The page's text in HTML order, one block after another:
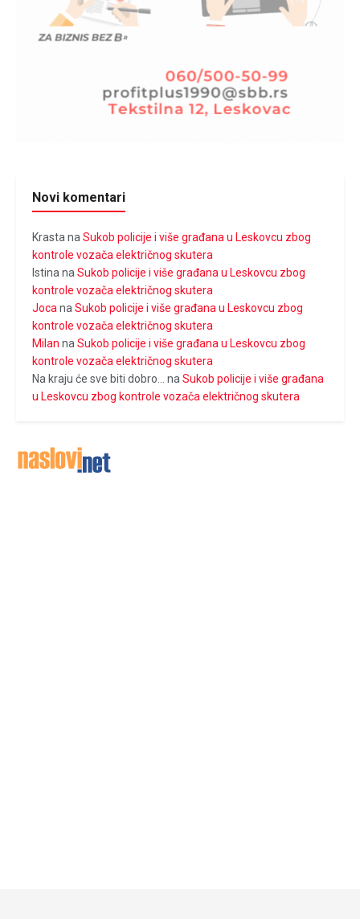
Novi komentari
Krasta na Sukob policije i više građana u Leskovcu zbog
kontrole vozača električnog skutera
Istina na Sukob policije i više građana u Leskovcu zbog
kontrole vozača električnog skutera
Joca na Sukob policije i više građana u Leskovcu zbog
kontrole vozača električnog skutera
Milan na Sukob policije i više građana u Leskovcu zbog
kontrole vozača električnog skutera
Na kraju će sve biti dobro...
na Sukob policije i više građana
u Leskovcu zbog kontrole vozača električnog skutera